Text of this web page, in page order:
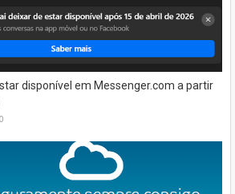
disponível em Messenger.com a partir
0